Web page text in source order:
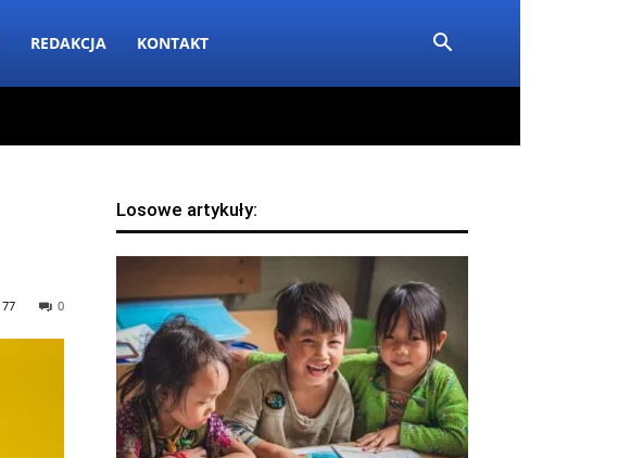
REDAKCJA KONTAKT
0
77
Losowe artykuły: